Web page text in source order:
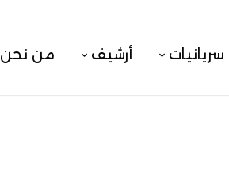
سريانيات أرشيف من نحن